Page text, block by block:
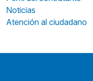
Noticias
Atención al ciudadano